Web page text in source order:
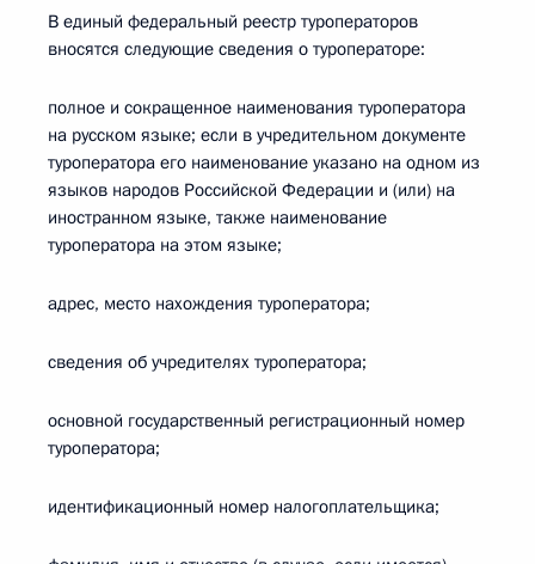
В единый федеральный реестр туроператоров
вносятся следующие сведения о туроператоре:
полное и сокращенное наименования туроператора
на русском языке; если в учредительном документе
туроператора его наименование указано на одном из
языков народов Российской Федерации и (или) на
иностранном языке, также наименование
туроператора на этом языке;
адрес, место нахождения туроператора;
сведения об учредителях туроператора;
основной государственный регистрационный номер
туроператора;
идентификационный номер налогоплательщика;